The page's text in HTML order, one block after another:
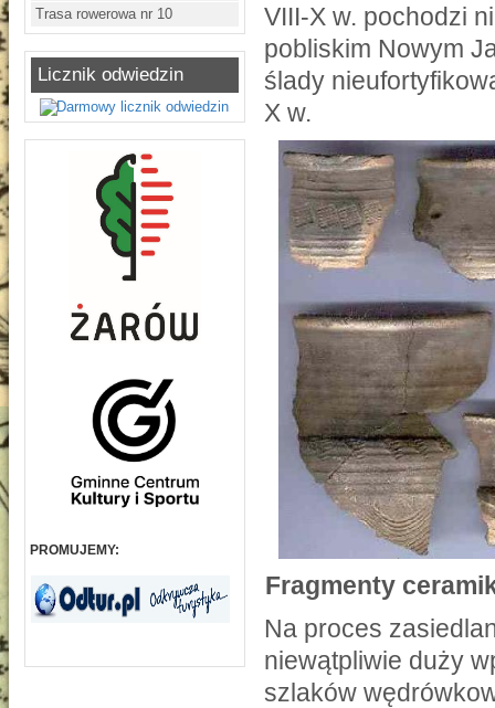
Trasa rowerowa nr 10
Licznik odwiedzin
PROMUJEMY:
VIII-X w. pochodzi
pobliskim Nowym
ślady
X w.
Fragmenty
Na proces
niewątpliwie duży
szlaków